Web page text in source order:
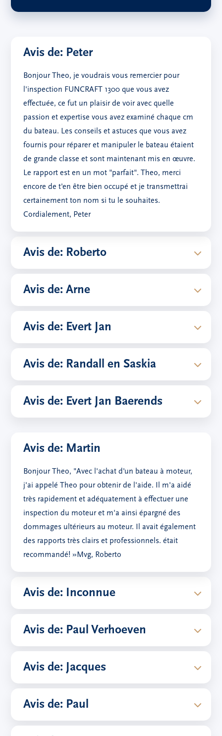
Avis de: Peter
Bonjour Theo, je voudrais vous remercier pour
l'inspection FUNCRAFT 1300 que vous avez
effectuée, ce fut un plaisir de voir avec quelle
passion et expertise vous avez examiné chaque cm
du bateau. Les conseils et astuces que vous avez
fournis pour réparer et manipuler le bateau étaient
de grande classe et sont maintenant mis en œuvre.
Le rapport est en un mot "parfait". Theo, merci
encore de t'en être bien occupé et je transmettrai
certainement ton nom si tu le souhaites.
Cordialement, Peter
Avis de: Roberto
Avis de: Arne
Avis de: Evert Jan
Avis de: Randall en Saskia
Avis de: Evert Jan Baerends
Avis de: Martin
Bonjour Theo, "Avec l'achat d'un bateau à moteur,
j'ai appelé Theo pour obtenir de l'aide. Il m'a aidé
très rapidement et adéquatement à effectuer une
inspection du moteur et m'a ainsi épargné des
dommages ultérieurs au moteur. Il avait également
des rapports très clairs et professionnels. était
recommandé! »Mvg, Roberto
Avis de: Inconnue
Avis de: Paul Verhoeven
Avis de: Jacques
Avis de: Paul